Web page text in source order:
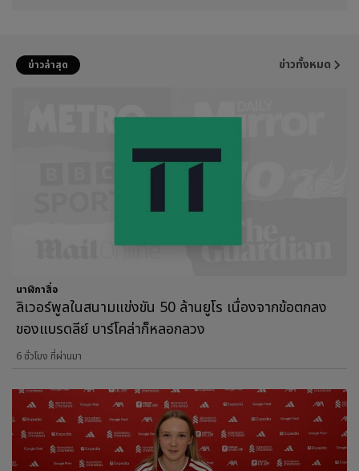
ข่าวล่าสุด ข่าวทั้งหมด
นาฬิกาสื่อ
ลิเวอร์พูลในสนามแข่งขัน 50 ล้านยูโร เนื่องจากข้อตกลง
ของแบรดลีย์ บาร์โคล่าก็หลอกลวง
6 ชั่วโมง ที่ผ่านมา